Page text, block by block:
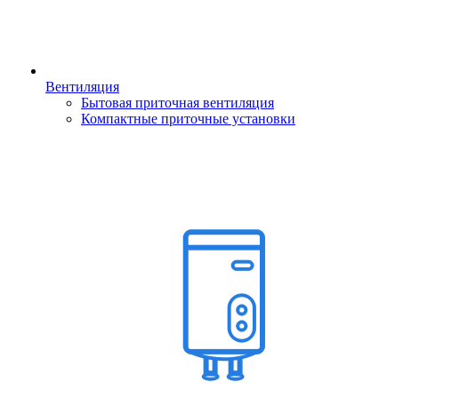
Вентиляция
Бытовая приточная вентиляция
Компактные приточные установки